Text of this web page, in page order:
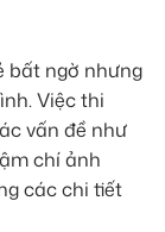
bất ngờ nhưng
Việc thi
vấn đề như
chí ảnh
các chi tiết